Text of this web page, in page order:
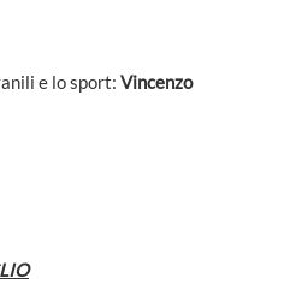
e lo sport: Vincenzo